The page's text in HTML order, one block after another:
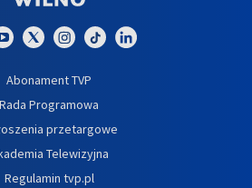
Abonament TVP
Rada Programowa
przetargowe
Telewizyjna
Regulamin tvp.pl